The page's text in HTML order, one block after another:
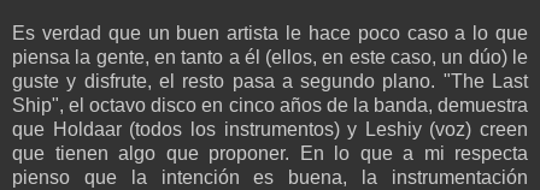
Es verdad que un buen artista le hace poco caso a lo que
piensa la gente, en tanto a él (ellos, en este caso, un dúo) le
guste y disfrute, el resto pasa a segundo plano. "The Last
Ship", el octavo disco en cinco años de la banda, demuestra
que Holdaar (todos los instrumentos) y Leshiy (voz) creen
que tienen algo que proponer. En lo que a mi respecta
pienso que la intención es buena, la instrumentación